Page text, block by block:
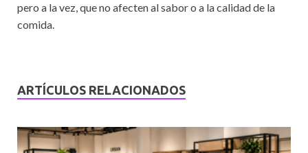
pero a la vez, que no afecten al sabor o a la calidad de la
comida.
ARTÍCULOS RELACIONADOS